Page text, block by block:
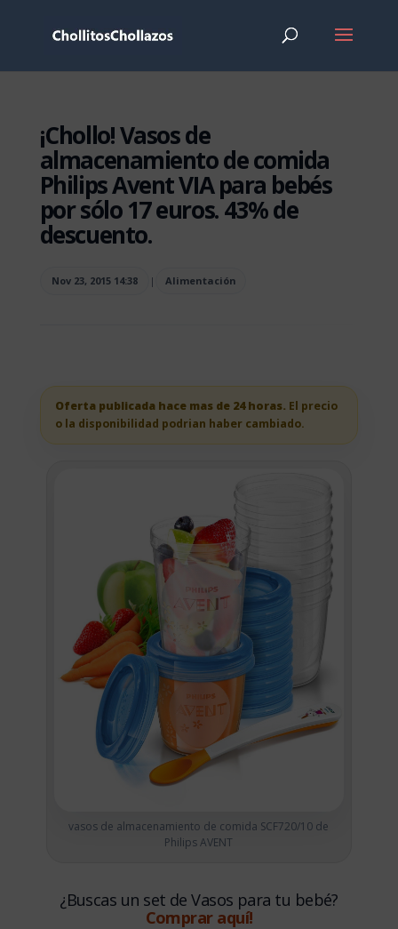
¡Chollo! Vasos de
almacenamiento de comida
Philips Avent VIA para bebés
por sólo 17 euros. 43% de
descuento.
Nov 23, 2015 14:38 | Alimentación
Oferta publicada hace mas de 24 horas. El precio
o la disponibilidad podrian haber cambiado.
vasos de almacenamiento de comida SCF720/10 de
Philips AVENT
¿Buscas un set de Vasos para tu bebé?
Comprar aquí!